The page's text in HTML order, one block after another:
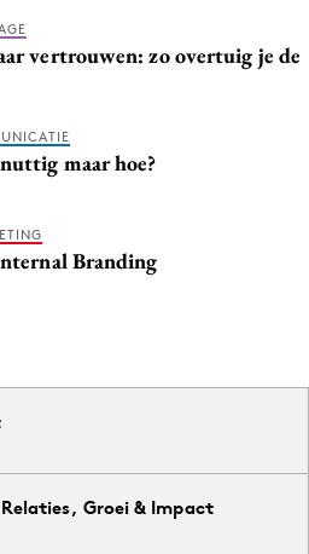
vertrouwen: zo overtuig je de
maar hoe?
Branding
Groei & Impact